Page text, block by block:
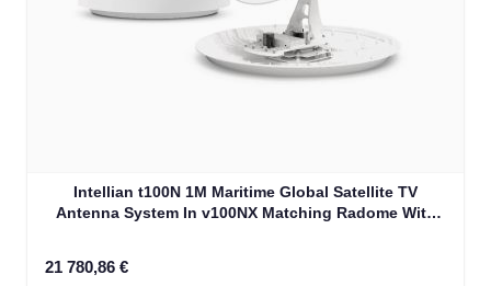
Intellian t100N 1M Maritime Global Satellite TV
Antenna System In v100NX Matching Radome With
21 780,86 €